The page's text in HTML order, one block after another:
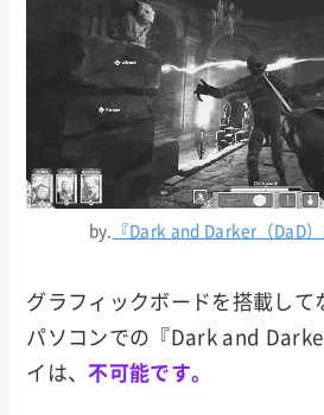
by. 『Dark and Darker（DaD
グラフィックボードを搭載して
パソコンでの『Dark and
イは、不可能です。